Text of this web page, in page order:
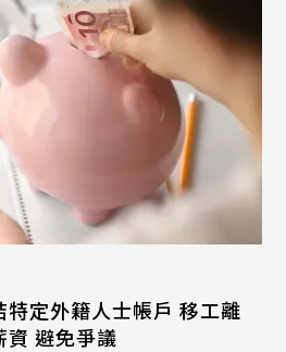
定外籍人士帳戶 移工離
資 避免爭議